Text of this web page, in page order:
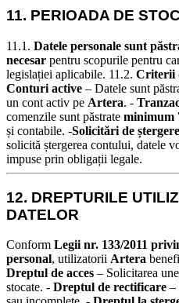
11. PERIOADA DE
11.1. Datele personale sunt
necesar pentru scopurile pentru
legislației aplicabile. 11.2. Criterii
Conturi active – Datele sunt
un cont activ pe Artera. -
comenzile sunt păstrate minimum
și contabile. -Solicitări de ștergere
solicită ștergerea contului, datele
impuse prin obligații legale.
12. DREPTURILE
DATELOR
Conform Legii nr. 133/2011
personal, utilizatorii Artera
Dreptul de acces – Solicitarea
stocate. - Dreptul de rectificare –